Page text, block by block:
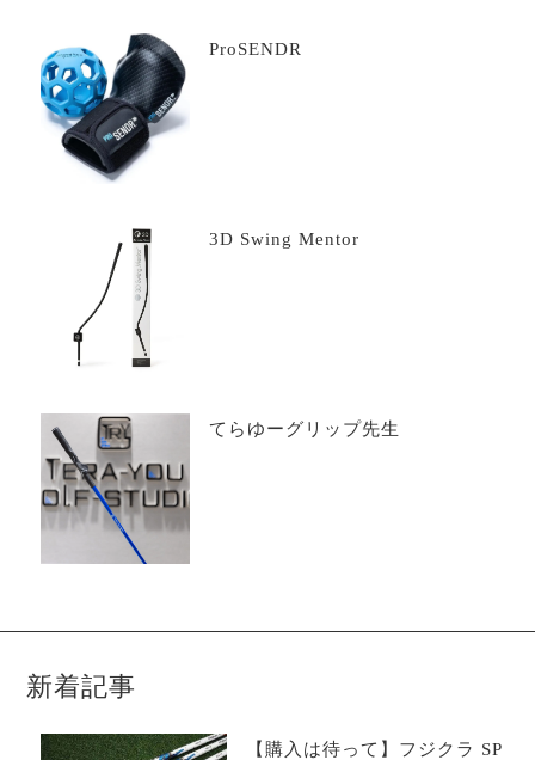
ProSENDR
3D Swing Mentor
てらゆーグリップ先生
新着記事
【購入は待って】フジクラ SP